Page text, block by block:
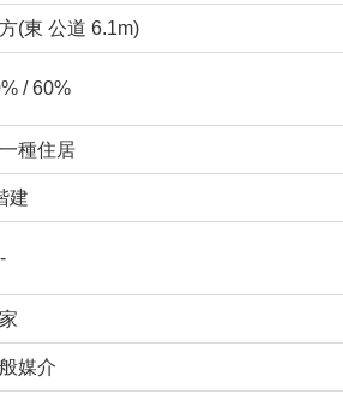
(東 公道 6.1m)
/ 60%
種住居
建
媒介